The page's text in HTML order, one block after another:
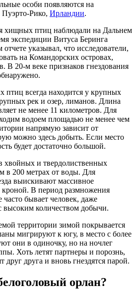
особи появляются на
Пуэрто-Рико, Ирландии.
хищных птиц наблюдали на Дальнем
экспедиции Витуса Беринга
указывал, что исследователи,
на Командорских островах,
В 20-м веке признаков гнездования
птиц всегда находится у крупных
рек и озер, лиманов. Длина
не менее 11 километров. Для
водоем площадью не менее чем
напрямую зависит от
можно здесь добыть. Если место
будет достаточно большой.
хвойных и твердолиственных
в 200 метрах от воды. Для
выискивают массивное
кроной. В период размножения
часто бывает человек, даже
высоким количеством добычи.
территории зимой покрывается
мигрируют к югу, в место с более
они в одиночку, но на ночлег
Хоть летят партнеры и порознь,
друг друга и вновь гнездятся парой.
орлан?